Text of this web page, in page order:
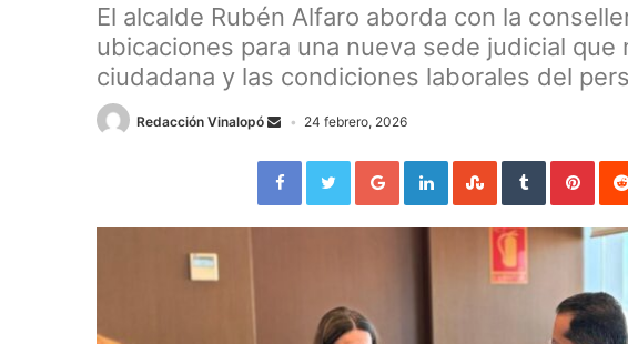
El alcalde Rubén Alfaro aborda con la
ubicaciones para una nueva sede judicial que
ciudadana y las condiciones laborales del
Redacción Vinalopó 24 febrero, 2026
Facebook Twitter Google+ LinkedIn StumbleUpon Tumblr Pinterest